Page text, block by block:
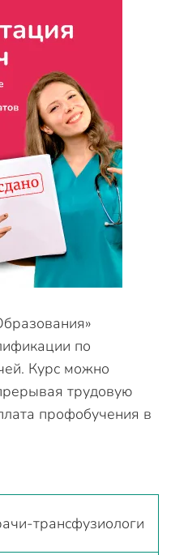
по
Курс можно
трудовую
профобучения в
трансфузиологи